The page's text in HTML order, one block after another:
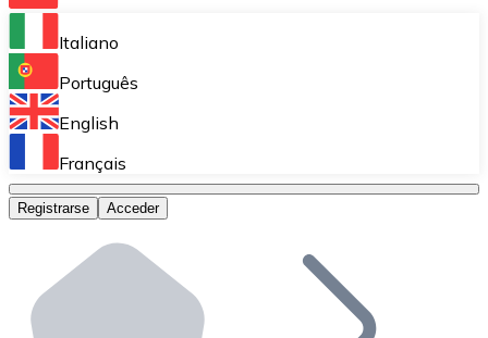
Bitnovo Ramp
Integra nuestra solución en tu plataforma.
Bitnovo Giftcards
Bitnovo OTC
Bitnovo ATM
Integra un ATM Bitnovo en tu negocio y permite que
Italiano
Português
English
Français
Registrarse Acceder